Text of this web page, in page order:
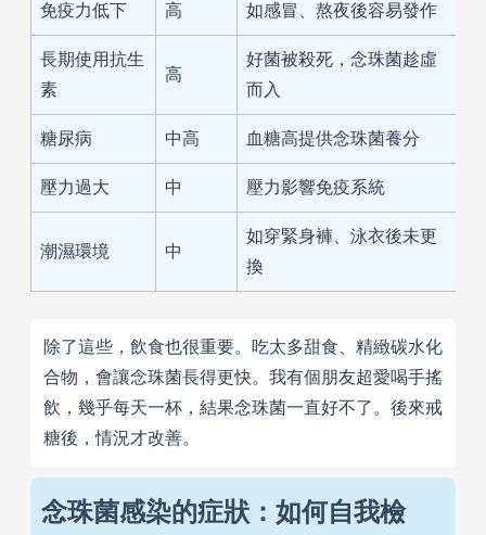
免疫力低下 高 如感冒、熬夜後容易發作
長期使用抗生
素
高
好菌被殺死，念珠菌趁虛
而入
糖尿病 中高 血糖高提供念珠菌養分
壓力過大 中 壓力影響免疫系統
潮濕環境 中
如穿緊身褲、泳衣後未更
換
除了這些，飲食也很重要。吃太多甜食、精緻碳水化
合物，會讓念珠菌長得更快。我有個朋友超愛喝手搖
飲，幾乎每天一杯，結果念珠菌一直好不了。後來戒
糖後，情況才改善。
念珠菌感染的症狀：如何自我檢